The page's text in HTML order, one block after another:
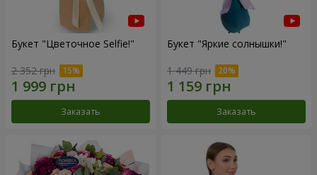
Букет "Цветочное Selfie!"
2 352 грн
Заказать
Букет "Яркие солнышки!"
1 449 грн
Заказать